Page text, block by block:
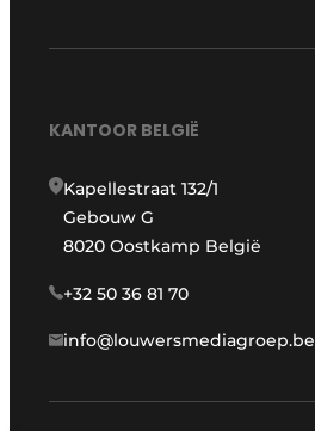
KANTOOR BELGIË
Kapellestraat 132/1
Gebouw G
8020 Oostkamp België
+32 50 36 81 70
info@louwersmediagroep.be